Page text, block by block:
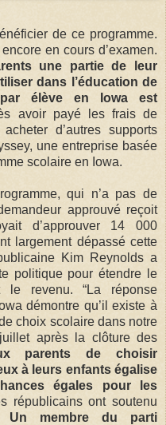
de ce programme.
en cours d’examen.
une partie de leur
dans l’éducation de
par élève en Iowa est
avoir payé les frais de
d’autres supports
une entreprise basée
scolaire en Iowa.
qui n’a pas de
approuvé reçoit
d’approuver 14 000
largement dépassé cette
Kim Reynolds a
politique pour étendre le
revenu. “La réponse
démontre qu’il existe à
choix scolaire dans notre
après la clôture des
parents de choisir
à leurs enfants égalise
égales pour les
républicains ont soutenu
Un membre du parti